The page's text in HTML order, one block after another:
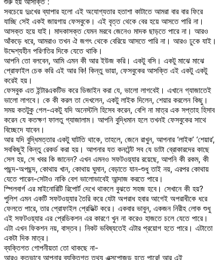
সবচেয়ে দুঃখের ব্যাপার হলো এই অযোগ্যতার হতাশা কাটাতে আমরা বার বার ফিরে
যাচ্ছি সেই একই জায়গায় ফেসবুকে। এই বৃত্ত থেকে বের হয়ে আসতে পারি না।
আসক্ত হয়ে যাই। মাদকাসক্ত যেমন মরবে জেনেও মাদক ছাড়তে পারে না। আরও
আঁকড়ে ধরে, আমরাও তখন ঐ জগৎ থেকে বেরিয়ে আসতে পারি না। আরও ঢুকে যাই।
উদ্দেশ্যহীন পরিণতির দিকে যেতে থাকি।
আপনি তো বলবেন, আমি এমন কী আর ইউজ করি। একটু বসি। একটু মাঝে মাঝে
প্রোফাইল চেক করি এই আর কি! কিন্তু ভায়া, ফেসবুকের আসক্তি এই একটু একটু
করেই হয়।
ফেসবুক এত ইন্টারএকটিভ করে ডিজাইন করা যে, ভালো লাগবেই। এখানে গ্যাজাতেই
ভালো লাগবে। কে কী করল তা দেখলেন, একটু লাইক দিলেন, শেয়ার করলেন কিছু।
সময় কতটুকু গেল-একটু যদি অনেস্টলি হিসেব করেন, বেশি না মাত্র এক সপ্তাহ হিসাব
করেন যে কতক্ষণ ফালতু গ্যাজালাম। আপনি বুদ্ধিমান হলে তখনই ফেসবুকের সাথে
বিচ্ছেদে যাবেন।
আর যদি বুদ্ধিমত্তার একটু ঘাটতি থাকে, তাহলে, জেনে রাখুন, আপনার ‘লাইক’ ‘শেয়ার’,
সবকিছুই কিন্তু রেকর্ড করা হয়। আপনার যত কনটেন্ট সব যে ডাটা ব্রোকারদের কাছে
সেল হয়, সে খবর কি জানেন? এখন এমনও সফটওয়্যার রয়েছে, আপনি কী রকম, কী
পছন্দ-অপছন্দ, কোথায় খান, কোথায় ঘুমান, বেড়াতে যান-শুধু তাই নয়, এরপর কোথায়
যেতে পারেন-সেটাও নাকি বেশ ভালোভাবেই আন্দাজ করতে পারে।
স্পিলবার্গ এর মাইনোরিটি রিপোর্ট দেখে থাকলে বুঝতে সহজ হবে। সেখানে কী হয়?
পুলিশ এমন একটি সফটওয়্যার তৈরি করে যেটা অপরাধ হবার আগেই অপরাধীকে ধরে
ফেলতে পারে, তার প্রোফাইল প্রেডিক্ট করে। একবার ভাবুন, একজন নিরীহ লোক শুধু
এই সফটওয়্যার এর প্রেডিকশন এর কারণে খুন না করেও হাজতে চলে যেতে পারে।
এটা এখন ফিকশন নয়, বাস্তব। নিকট ভবিষ্যতেই এটার প্রয়োগ হতে পারে। এটাতো
একটা দিক মাত্র।
ব্যক্তিগত গোপনীয়তা তো থাকছে না-
আরও কতভাবে আপনার ব্যক্তিগত তথ্য এক্সপোজড হতে পারে! আর এই